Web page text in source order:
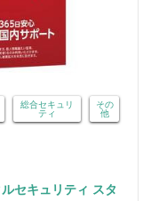
総合セキュリ
ティ
その
他
セキュリティ スタ